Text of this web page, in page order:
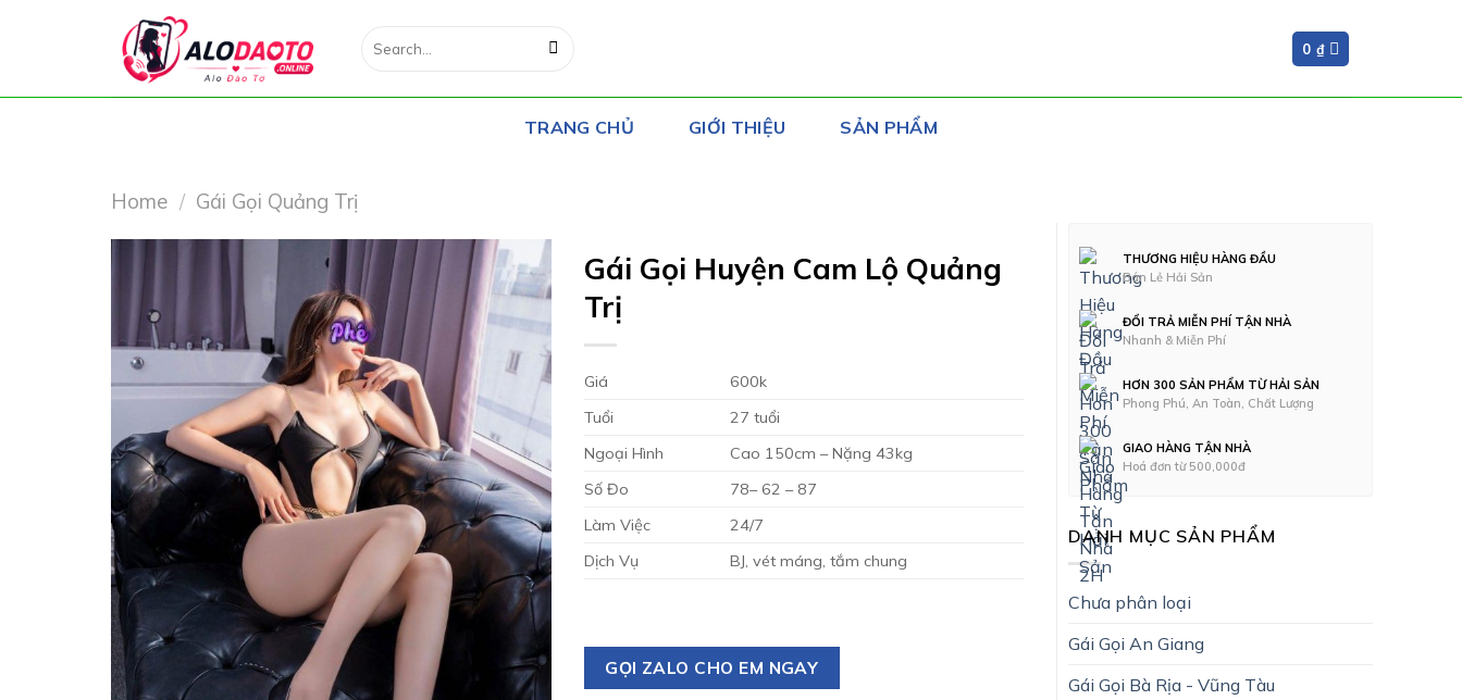
for:
0 ₫
TRANG CHỦ GIỚI THIỆU SẢN PHẨM
Home / Gái Gọi Quảng Trị
THƯƠNG HIỆU HÀNG ĐẦU
Bán Lẻ Hải Sản
ĐỔI TRẢ MIỄN PHÍ TẬN NHÀ
Nhanh & Miễn Phí
HƠN 300 SẢN PHẨM TỪ HẢI SẢN
Phong Phú, An Toàn, Chất Lượng
GIAO HÀNG TẬN NHÀ
Hoá đơn từ 500,000đ
DANH MỤC SẢN PHẨM
Chưa phân loại
Gái Gọi An Giang
Gái Gọi Bà Rịa - Vũng Tàu
Gái Gọi Huyện Cam Lộ Quảng
Trị
Giá
600k
Tuổi
27 tuổi
Ngoại Hình
Cao 150cm – Nặng 43kg
Số Đo
78– 62 – 87
Làm Việc
24/7
Dịch Vụ
BJ, vét máng, tắm chung
GỌI ZALO CHO EM NGAY